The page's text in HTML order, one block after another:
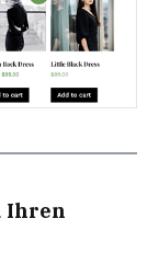
Ihren